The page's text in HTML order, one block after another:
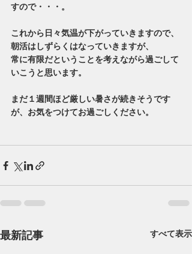
すので・・・。
これから日々気温が下がっていきますので、
朝活はしずらくはなっていきますが、
常に有限だということを考えながら過ごして
いこうと思います。
まだ１週間ほど厳しい暑さが続きそうです
が、お気をつけてお過ごしください。
最新記事 すべて表示